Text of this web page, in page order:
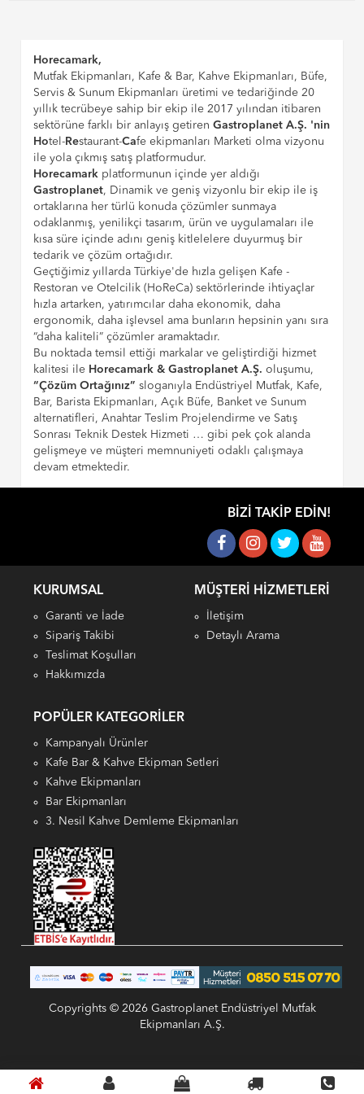
Horecamark,
Mutfak Ekipmanları, Kafe & Bar, Kahve Ekipmanları, Büfe,
Servis & Sunum Ekipmanları üretimi ve tedariğinde 20
yıllık tecrübeye sahip bir ekip ile 2017 yılından itibaren
sektörüne farklı bir anlayış getirenGastroplanet A.Ş. 'nin
Hotel-Restaurant-Cafe ekipmanları Marketi olma vizyonu
ile yola çıkmış satış platformudur.
Horecamark platformunun içinde yer aldığı
Gastroplanet, Dinamik ve geniş vizyonlu bir ekip ile iş
ortaklarına her türlü konuda çözümler sunmaya
odaklanmış, yenilikçi tasarım, ürün ve uygulamaları ile
kısa süre içinde adını geniş kitlelelere duyurmuş bir
tedarik ve çözüm ortağıdır.
Geçtiğimiz yıllarda Türkiye'de hızla gelişen Kafe -
Restoran ve Otelcilik (HoReCa) sektörlerinde ihtiyaçlar
hızla artarken, yatırımcılar daha ekonomik, daha
ergonomik, daha işlevsel ama bunların hepsinin yanı sıra
“daha kaliteli” çözümler aramaktadır.
Bu noktada temsil ettiği markalar ve geliştirdiği hizmet
kalitesi ile Horecamark & Gastroplanet A.Ş. oluşumu,
“Çözüm Ortağınız” sloganıyla Endüstriyel Mutfak, Kafe,
Bar, Barista Ekipmanları, Açık Büfe, Banket ve Sunum
alternatifleri, Anahtar Teslim Projelendirme ve Satış
Sonrası Teknik Destek Hizmeti … gibi pek çok alanda
gelişmeye ve müşteri memnuniyeti odaklı çalışmaya
devam etmektedir.
BIZI TAKIP EDIN!
KURUMSAL
Garanti ve İade
Sipariş Takibi
Teslimat Koşulları
Hakkımızda
MÜŞTERI HIZMETLERI
İletişim
Detaylı Arama
POPÜLER KATEGORILER
Kampanyalı Ürünler
Kafe Bar & Kahve Ekipman Setleri
Kahve Ekipmanları
Bar Ekipmanları
3. Nesil Kahve Demleme Ekipmanları
Copyrights © 2026 Gastroplanet Endüstriyel Mutfak
Ekipmanları A.Ş.